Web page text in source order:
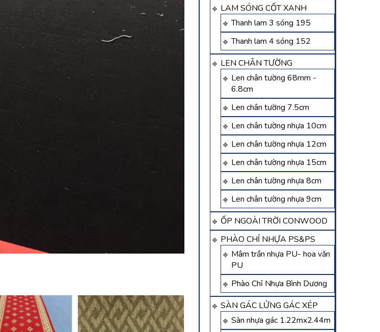
LAM SÓNG CỐT XANH
Thanh lam 3 sóng 195
Thanh lam 4 sóng 152
LEN CHÂN TƯỜNG
Len chân tường 68mm -
6.8cm
Len chân tường 7.5cm
Len chân tường nhựa 10cm
Len chân tường nhựa 12cm
Len chân tường nhựa 15cm
Len chân tường nhựa 8cm
Len chân tường nhựa 9cm
ỐP NGOÀI TRỜI CONWOOD
PHÀO CHỈ NHỰA PS&PS
Mâm trần nhựa PU- hoa văn
PU
Phào Chỉ Nhựa Bình Dương
SÀN GÁC LỬNG GÁC XÉP
Sàn nhựa gác 1.22mx2.44m